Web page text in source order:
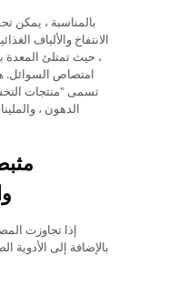
بالمناسبة ، يمكن
الانتفاخ والألياف
، حيث تمتلئ
امتصاص السوائل.
تسمى "منتجات
الدهون ،
إذا تجاوزت
بالإضافة إلى الأدوية